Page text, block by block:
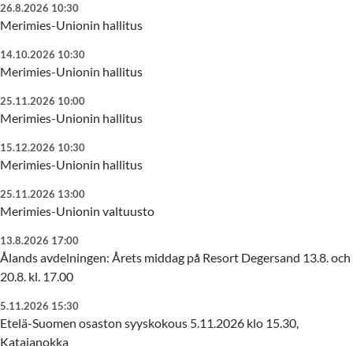
26.8.2026 10:30
Merimies-Unionin hallitus
14.10.2026 10:30
Merimies-Unionin hallitus
25.11.2026 10:00
Merimies-Unionin hallitus
15.12.2026 10:30
Merimies-Unionin hallitus
25.11.2026 13:00
Merimies-Unionin valtuusto
13.8.2026 17:00
Ålands avdelningen: Årets middag på Resort Degersand 13.8. och
20.8. kl. 17.00
5.11.2026 15:30
Etelä-Suomen osaston syyskokous 5.11.2026 klo 15.30,
Katajanokka